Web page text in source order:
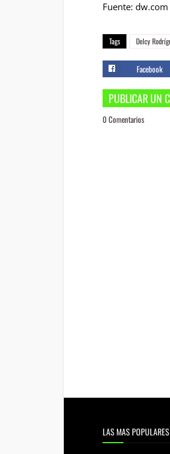
Fuente: dw.com
Tags Delcy
Facebook
PUBLICAR UN
0 Comentarios
LAS MAS POPULARES